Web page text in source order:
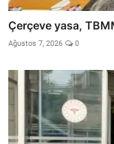
Çerçeve yasa,
Ağustos 7, 2026 0